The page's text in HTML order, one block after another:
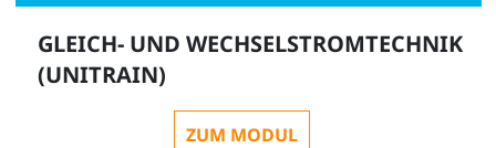
GLEICH- UND WECHSELSTROMTECHNIK
(UNITRAIN)
ZUM MODUL